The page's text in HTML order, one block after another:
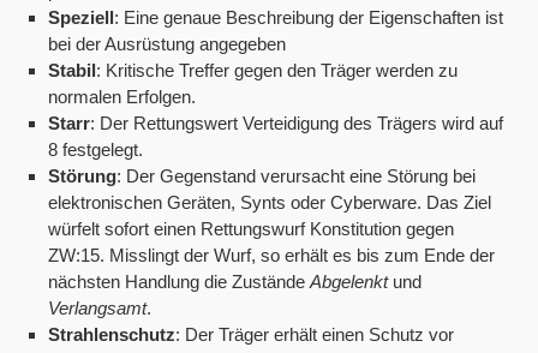
Speziell: Eine genaue Beschreibung der Eigenschaften ist
bei der Ausrüstung angegeben
Stabil: Kritische Treffer gegen den Träger werden zu
normalen Erfolgen.
Starr: Der Rettungswert Verteidigung des Trägers wird auf
8 festgelegt.
Störung: Der Gegenstand verursacht eine Störung bei
elektronischen Geräten, Synts oder Cyberware. Das Ziel
würfelt sofort einen Rettungswurf Konstitution gegen
ZW:15. Misslingt der Wurf, so erhält es bis zum Ende der
nächsten Handlung die Zustände Abgelenktund
Verlangsamt.
Strahlenschutz: Der Träger erhält einen Schutz vor